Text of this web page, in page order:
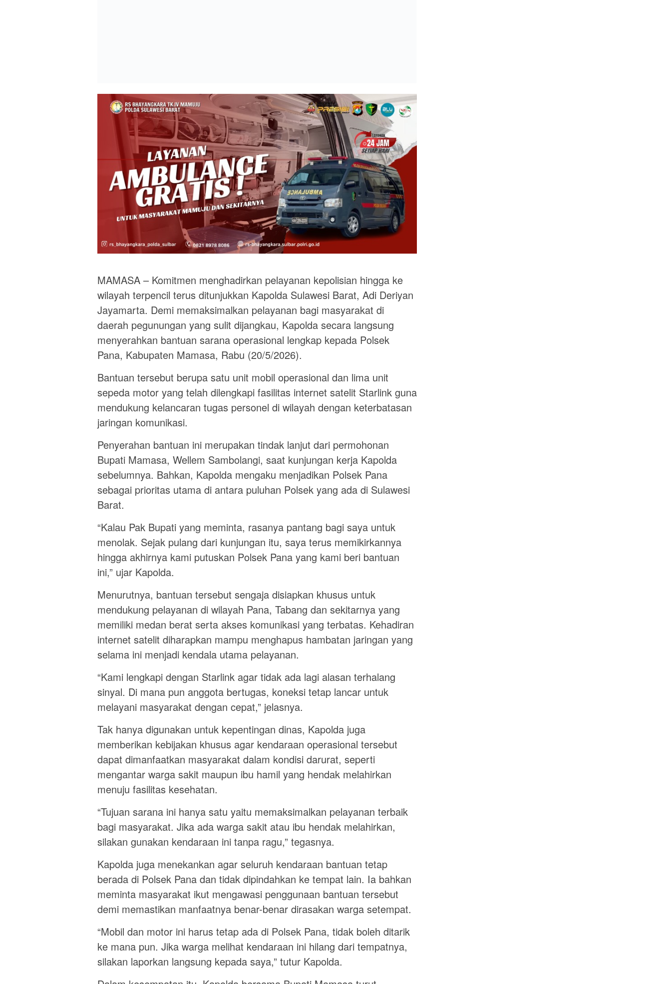
MAMASA – Komitmen menghadirkan pelayanan kepolisian hingga ke
wilayah terpencil terus ditunjukkan Kapolda Sulawesi Barat, Adi Deriyan
Jayamarta. Demi memaksimalkan pelayanan bagi masyarakat di
daerah pegunungan yang sulit dijangkau, Kapolda secara langsung
menyerahkan bantuan sarana operasional lengkap kepada Polsek
Pana, Kabupaten Mamasa, Rabu (20/5/2026).
Bantuan tersebut berupa satu unit mobil operasional dan lima unit
sepeda motor yang telah dilengkapi fasilitas internet satelit Starlink guna
mendukung kelancaran tugas personel di wilayah dengan keterbatasan
jaringan komunikasi.
Penyerahan bantuan ini merupakan tindak lanjut dari permohonan
Bupati Mamasa, Wellem Sambolangi, saat kunjungan kerja Kapolda
sebelumnya. Bahkan, Kapolda mengaku menjadikan Polsek Pana
sebagai prioritas utama di antara puluhan Polsek yang ada di Sulawesi
Barat.
“Kalau Pak Bupati yang meminta, rasanya pantang bagi saya untuk
menolak. Sejak pulang dari kunjungan itu, saya terus memikirkannya
hingga akhirnya kami putuskan Polsek Pana yang kami beri bantuan
ini,” ujar Kapolda.
Menurutnya, bantuan tersebut sengaja disiapkan khusus untuk
mendukung pelayanan di wilayah Pana, Tabang dan sekitarnya yang
memiliki medan berat serta akses komunikasi yang terbatas. Kehadiran
internet satelit diharapkan mampu menghapus hambatan jaringan yang
selama ini menjadi kendala utama pelayanan.
“Kami lengkapi dengan Starlink agar tidak ada lagi alasan terhalang
sinyal. Di mana pun anggota bertugas, koneksi tetap lancar untuk
melayani masyarakat dengan cepat,” jelasnya.
Tak hanya digunakan untuk kepentingan dinas, Kapolda juga
memberikan kebijakan khusus agar kendaraan operasional tersebut
dapat dimanfaatkan masyarakat dalam kondisi darurat, seperti
mengantar warga sakit maupun ibu hamil yang hendak melahirkan
menuju fasilitas kesehatan.
“Tujuan sarana ini hanya satu yaitu memaksimalkan pelayanan terbaik
bagi masyarakat. Jika ada warga sakit atau ibu hendak melahirkan,
silakan gunakan kendaraan ini tanpa ragu,” tegasnya.
Kapolda juga menekankan agar seluruh kendaraan bantuan tetap
berada di Polsek Pana dan tidak dipindahkan ke tempat lain. Ia bahkan
meminta masyarakat ikut mengawasi penggunaan bantuan tersebut
demi memastikan manfaatnya benar-benar dirasakan warga setempat.
“Mobil dan motor ini harus tetap ada di Polsek Pana, tidak boleh ditarik
ke mana pun. Jika warga melihat kendaraan ini hilang dari tempatnya,
silakan laporkan langsung kepada saya,” tutur Kapolda.